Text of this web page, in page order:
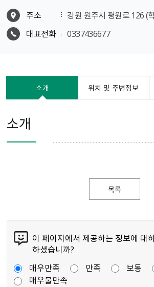
주소
강원 원주시 평원로 126 (
대표전화
0337436677
소개 위치 및 주변정보
소개
목록
이 페이지에서 제공하는 정보에 대
하셨습니까?
매우만족
만족 보통
매우불만족